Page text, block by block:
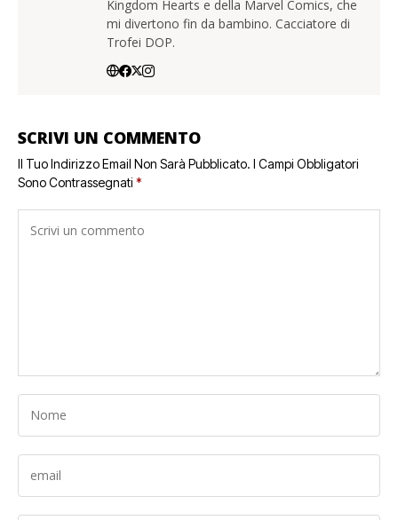
Kingdom Hearts e della Marvel Comics, che
mi divertono fin da bambino. Cacciatore di
Trofei DOP.
SCRIVI UN COMMENTO
Il Tuo Indirizzo Email Non Sarà Pubblicato. I Campi Obbligatori
Sono Contrassegnati *